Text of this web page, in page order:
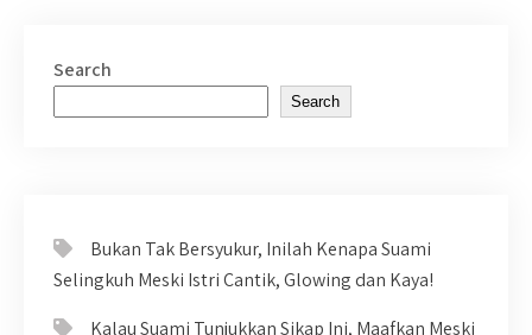
Search
Search
Bukan Tak Bersyukur, Inilah Kenapa Suami
Selingkuh Meski Istri Cantik, Glowing dan Kaya!
Kalau Suami Tunjukkan Sikap Ini, Maafkan Meski